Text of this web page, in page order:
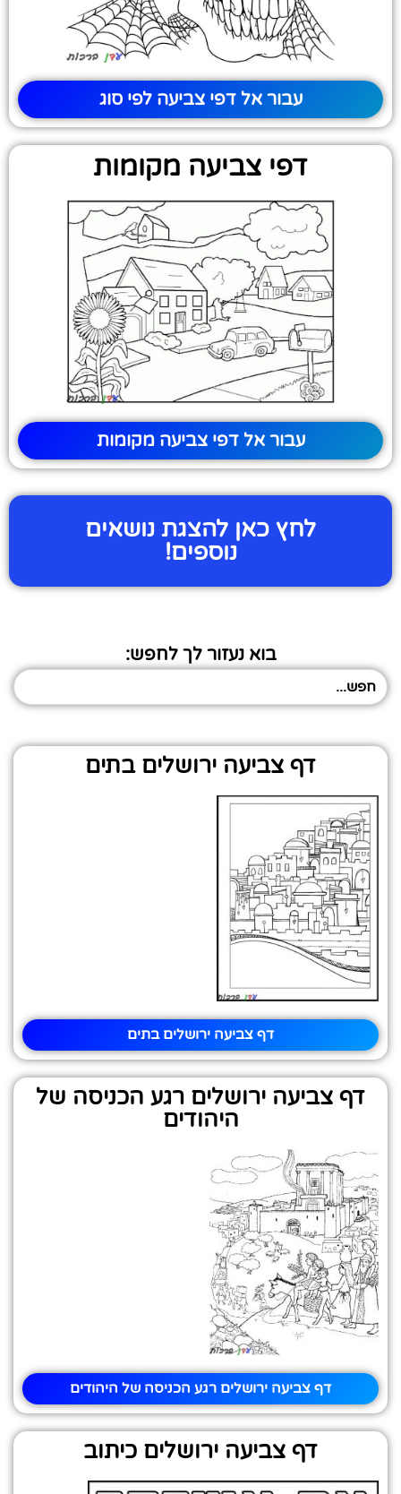
עבור אל דפי צביעה לפי סוג
דפי צביעה מקומות
עבור אל דפי צביעה מקומות
לחץ כאן להצגת נושאים
נוספים!
בוא נעזור לך לחפש:
דף צביעה ירושלים בתים
דף צביעה ירושלים בתים
דף צביעה ירושלים רגע הכניסה של
היהודים
דף צביעה ירושלים רגע הכניסה של היהודים
דף צביעה ירושלים כיתוב